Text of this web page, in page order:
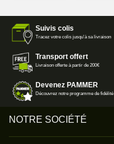
Suivis colis
Tracez votre colis jusqu'à sa livraison
Transport offert
Livraison offerte à partir de 200€
Devenez PAMMER
Découvrez notre programme de fidélité
NOTRE SOCIÉTÉ